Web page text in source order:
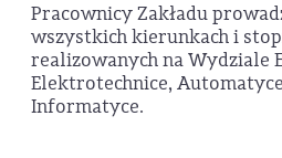
Pracownicy Zakładu
wszystkich kierunkach i
realizowanych na Wydziale
Elektrotechnice,
Informatyce.